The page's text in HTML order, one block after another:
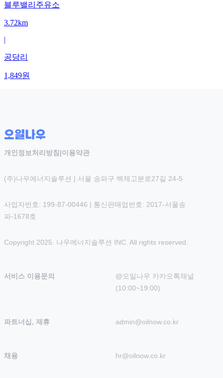
블루밸리주유소
3.72km
|
공당리
1,849원
개인정보처리방침 |이용약관
(주)나우에너지솔루션 | 서울 송파구 백제고분로27길 24-5
사업자번호: 199-87-00446 | 통신판매업번호: 2017-서울송
파-1678호
Copyright 2025. 나우에너지솔루션 INC. All rights reserved.
서비스 이용문의
@오일나우 카카오톡채널
(10:00~19:00)
파트너십, 제휴 admin@oilnow.co.kr
채용 hr@oilnow.co.kr